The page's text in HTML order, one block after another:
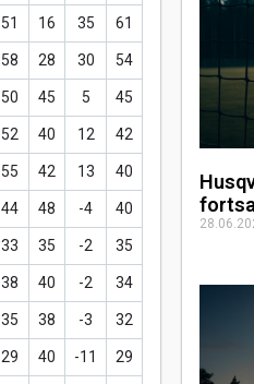
51 16 35 61
58 28 30 54
50 45 5 45
52 40 12 42
55 42 13 40
44 48 -4 40
33 35 -2 35
38 40 -2 34
35 38 -3 32
29 40 -11 29